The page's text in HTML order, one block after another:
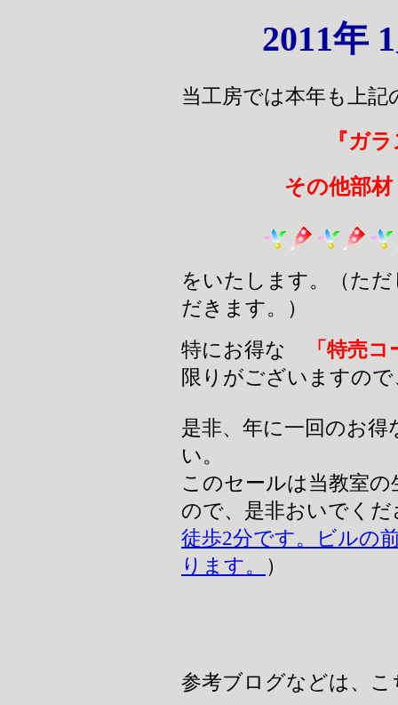
2011年
当工房では本年も上記
『ガ
その他部
をいたします。（た
だきます。）
特にお得な
「特売
限りがございますの
是非、年に一回のお
い。
このセールは当教室
ので、是非おいでくだ
徒歩2分です。ビルの
ります。
）
参考ブログなどは、こ